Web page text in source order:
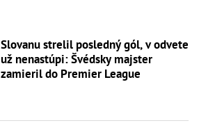
Slovanu strelil posledný gól, v odvete
už nenastúpi: Švédsky majster
zamieril do Premier League